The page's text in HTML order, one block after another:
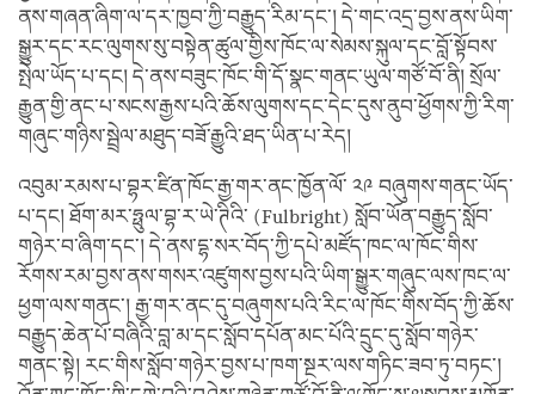
ནས་གཞན་ཞིག་ལ་དར་ཁྱབ་ཀྱི་བརྒྱུད་རིམ་དང་། དེ་གང་འདྲ་བྱས་ནས་ཡིག་
སྒྱུར་དང་རང་ལུགས་སུ་བསྟེན་ཚུལ་གྱིས་ཁོང་ལ་སེམས་སྐུལ་དང་བློ་སྟོབས་
སྤེལ་ཡོད་པ་དང། དེ་ནས་བཟུང་ཁོང་གི་དོ་སྣང་གནང་ཡུལ་གཙོ་བོ་ནི། སྲོལ་
རྒྱུན་གྱི་ནང་པ་སངས་རྒྱས་པའི་ཆོས་ལུགས་དང་དེང་དུས་ནུབ་ཕྱོགས་ཀྱི་རིག་
གཞུང་གཉིས་སྦྲེལ་མཐུད་བཟོ་རྒྱུའི་ཐད་ཡིན་པ་རེད།
འབུམ་རམས་པ་བྷར་ཛིན་ཁོང་རྒྱ་གར་ནང་ཁྱོན་ལོ་ ༢༩ བཞུགས་གནང་ཡོད་
པ་དང། ཐོག་མར་ཧྥུལ་བྷ་ར་ཡེ་ཊིའི་ (Fulbright) སློབ་ཡོན་བརྒྱུད་སློབ་
གཉེར་བ་ཞིག་དང་། དེ་ནས་དྷ་སར་བོད་ཀྱི་དཔེ་མཛོད་ཁང་ལ་ཁོང་གིས་
རོགས་རམ་བྱས་ནས་གསར་འཛུགས་བྱས་པའི་ཡིག་སྒྱུར་གཞུང་ལས་ཁང་ལ་
ཕྱག་ལས་གནང་། རྒྱ་གར་ནང་དུ་བཞུགས་པའི་རིང་ལ་ཁོང་གིས་བོད་ཀྱི་ཆོས་
བརྒྱུད་ཆེན་པོ་བཞིའི་བླ་མ་དང་སློབ་དཔོན་མང་པོའི་དྲུང་དུ་སློབ་གཉེར་
གནང་སྟེ། རང་གིས་སློབ་གཉེར་བྱས་པ་ཁག་སྔར་ལས་གཏིང་ཟབ་ཏུ་བཏང་།